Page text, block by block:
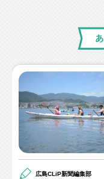
広島CLiP新聞編集部